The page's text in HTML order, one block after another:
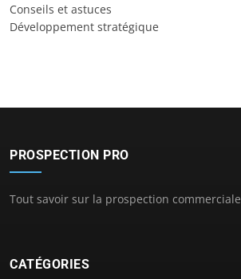
Conseils et astuces
Développement stratégique
PROSPECTION PRO
Tout savoir sur la prospection commerciale
CATÉGORIES